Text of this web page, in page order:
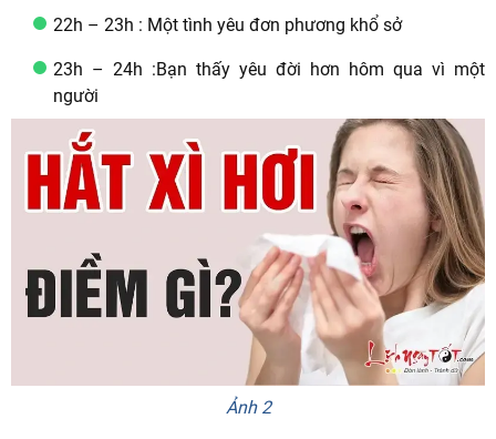
22h – 23h : Một tình yêu đơn phương khổ sở
23h – 24h :Bạn thấy yêu đời hơn hôm qua vì một
người
Ảnh 2